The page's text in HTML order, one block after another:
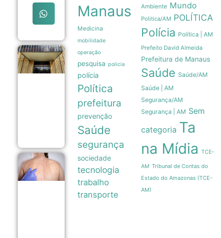
em duas
décadas
05/08
Copom
reduz
Selic
para
14% ao
ano em
novo
ajuste
gradual
05/08
Anamt
recomenda
companhias
facilitem
vacinação
Manaus
Medicina
mobilidade
operação
pesquisa policia
polícia
Política
prefeitura
prevenção
Saúde
segurança
sociedade
tecnologia
trabalho
transporte
Ambiente Mundo
Politica/AM POLÍTICA
Polícia Política | AM
Prefeito David Almeida
Prefeitura de Manaus
Saúde Saúde/AM
Saúde | AM
Segurança/AM
Segurança | AM Sem
categoria Ta
na Mídia TCE-
AM Tribunal de Contas do
Estado do Amazonas (TCE-
AM)